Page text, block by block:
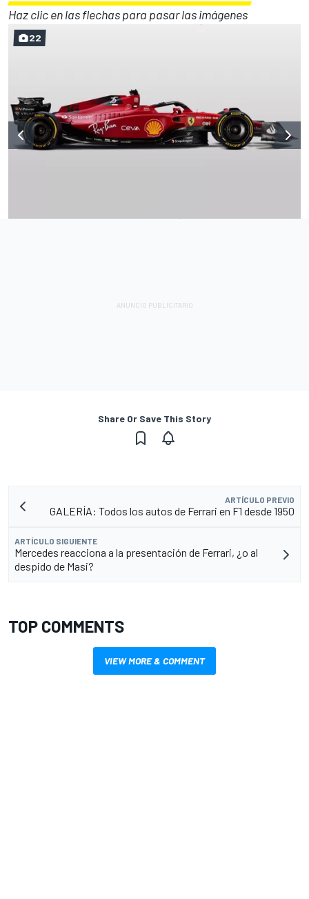
Haz clic en las flechas para pasar las imágenes
22
Share Or Save This Story
ARTÍCULO PREVIO
GALERÍA: Todos los autos de Ferrari en F1 desde 1950
ARTÍCULO SIGUIENTE
Mercedes reacciona a la presentación de Ferrari, ¿o al
despido de Masi?
TOP COMMENTS
VIEW MORE & COMMENT